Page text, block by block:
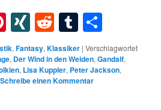
Pinterest
XINGRedditTumblr
,Fantasy,Klassiker |Verschlagwortet
, Der Wind in den Weiden,Gandalf,
, Lisa Kuppler, Peter Jackson,
Schreibe einen Kommentar